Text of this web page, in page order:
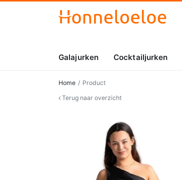
Galajurken Cocktailjurken
Home
Product
Terug naar overzicht